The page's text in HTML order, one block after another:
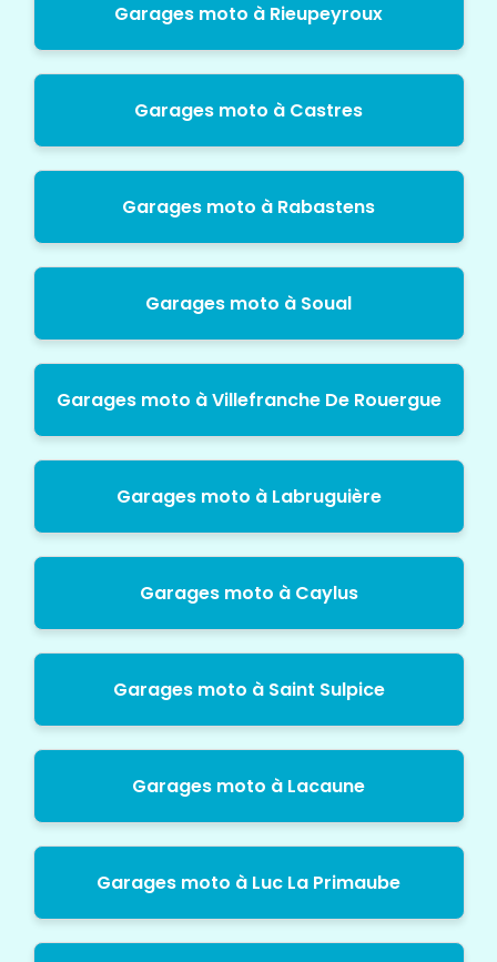
Garages moto à Rieupeyroux
Garages moto à Castres
Garages moto à Rabastens
Garages moto à Soual
Garages moto à Villefranche De Rouergue
Garages moto à Labruguière
Garages moto à Caylus
Garages moto à Saint Sulpice
Garages moto à Lacaune
Garages moto à Luc La Primaube